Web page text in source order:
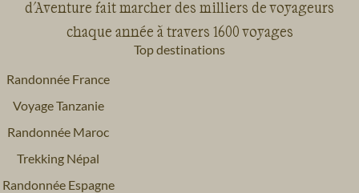
d'Aventure fait marcher des milliers de voyageurs
chaque année à travers 1600 voyages
Top destinations
Randonnée France
Voyage Tanzanie
Randonnée Maroc
Trekking Népal
Randonnée Espagne